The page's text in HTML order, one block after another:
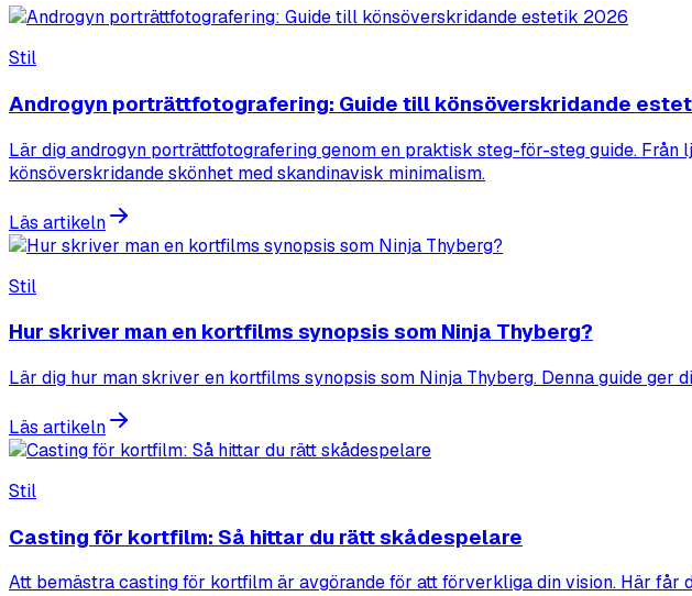
Stil
Androgyn porträttfotografering: Guide till könsöverskridande
Lär dig androgyn porträttfotografering genom en praktisk steg-för-steg guide.
könsöverskridande skönhet med skandinavisk minimalism.
Läs artikeln
Stil
Hur skriver man en kortfilms synopsis som Ninja Thyberg?
Lär dig hur man skriver en kortfilms synopsis som Ninja Thyberg. Denna guide ger
Läs artikeln
Stil
Casting för kortfilm: Så hittar du rätt skådespelare
Att bemästra casting för kortfilm är avgörande för att förverkliga din vision. Här